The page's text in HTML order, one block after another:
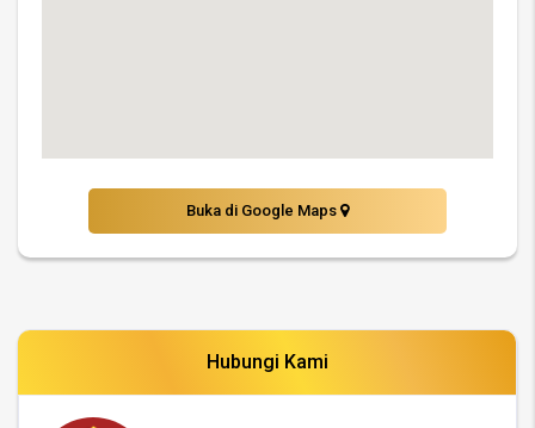
Buka di Google Maps
Hubungi Kami